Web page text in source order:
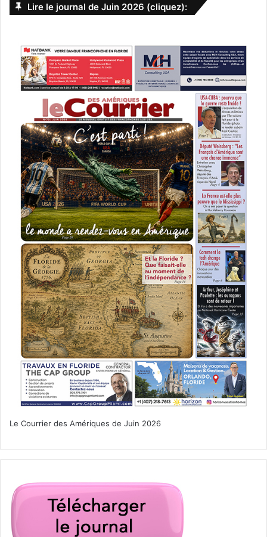
Lire le journal de Juin 2026 (cliquez):
Le Courrier des Amériques de Juin 2026